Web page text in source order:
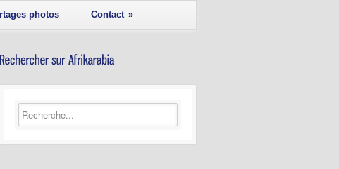
photos Contact »